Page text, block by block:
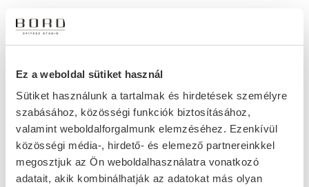
Ez a weboldal sütiket használ
Sütiket használunk a tartalmak és hirdetések személyre
szabásához, közösségi funkciók biztosításához,
valamint weboldalforgalmunk elemzéséhez. Ezenkívül
közösségi média-, hirdető- és elemező partnereinkkel
megosztjuk az Ön weboldalhasználatra vonatkozó
adatait, akik kombinálhatják az adatokat más olyan